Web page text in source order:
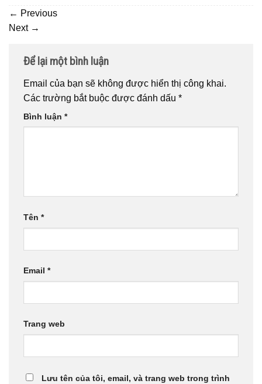
← Previous
Next →
Để lại một bình luận
Email của bạn sẽ không được hiển thị công khai.
Các trường bắt buộc được đánh dấu *
Bình luận *
Tên *
Email *
Trang web
Lưu tên của tôi, email, và trang web trong trình